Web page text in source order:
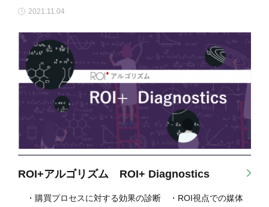
2021.11.04
ROI+アルゴリズム ROI+ Diagnostics
・購買プロセスに対する効果の診断 ・ROI視点での媒体